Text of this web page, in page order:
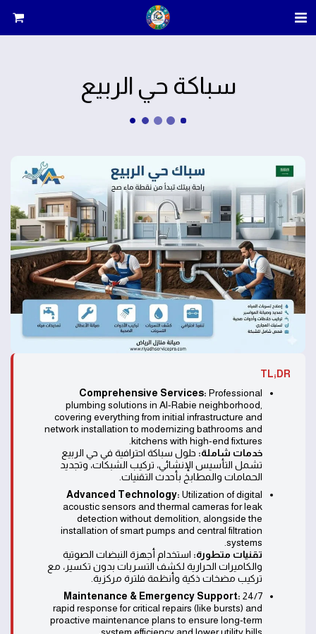
سباكة حي الربيع
TL;DR
Comprehensive Services: Professional
plumbing solutions in Al-Rabie neighborhood,
covering everything from initial infrastructure and
network installation to modernizing bathrooms and
kitchens with high-end fixtures.
خدمات شاملة: حلول سباكة احترافية في حي الربيع
تشمل التأسيس الإنشائي، تركيب الشبكات، وتجديد
الحمامات والمطابخ بأحدث التقنيات.
Advanced Technology: Utilization of digital
acoustic sensors and thermal cameras for leak
detection without demolition, alongside the
installation of smart pumps and central filtration
systems.
تقنيات متطورة: استخدام أجهزة النبضات الصوتية
والكاميرات الحرارية لكشف التسربات بدون تكسير، مع
تركيب مضخات ذكية وأنظمة فلترة مركزية.
Maintenance & Emergency Support: 24/7
rapid response for critical repairs (like bursts) and
proactive maintenance plans to ensure long-term